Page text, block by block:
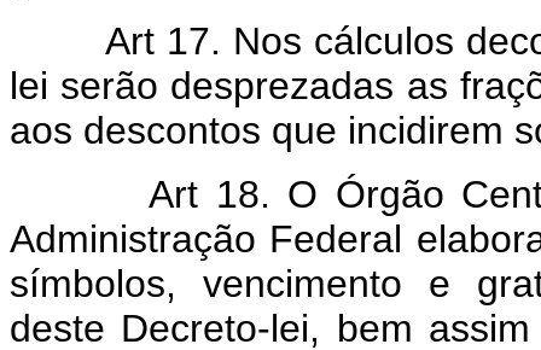
Art 17. Nos cálculos
lei serão desprezadas as
aos descontos que incidirem
Art 18. O Órgão
Administração Federal
símbolos, vencimento e
deste Decreto-lei, bem